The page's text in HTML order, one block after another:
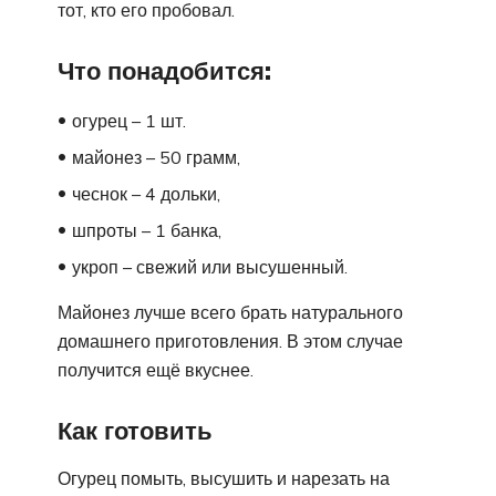
тот, кто его пробовал.
Что понадобится:
огурец – 1 шт.
майонез – 50 грамм,
чеснок – 4 дольки,
шпроты – 1 банка,
укроп – свежий или высушенный.
Майонез лучше всего брать натурального
домашнего приготовления. В этом случае
получится ещё вкуснее.
Как готовить
Огурец помыть, высушить и нарезать на